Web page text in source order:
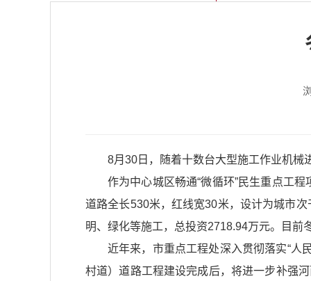
8月30日，随着十数台大型施工作业机械
作为中心城区畅通“微循环”民生重点工
道路全长530米，红线宽30米，设计为城市
明、绿化等施工，总投资2718.94万元。目前
近年来，市重点工程处深入贯彻落实“人
村道）道路工程建设完成后，将进一步补强